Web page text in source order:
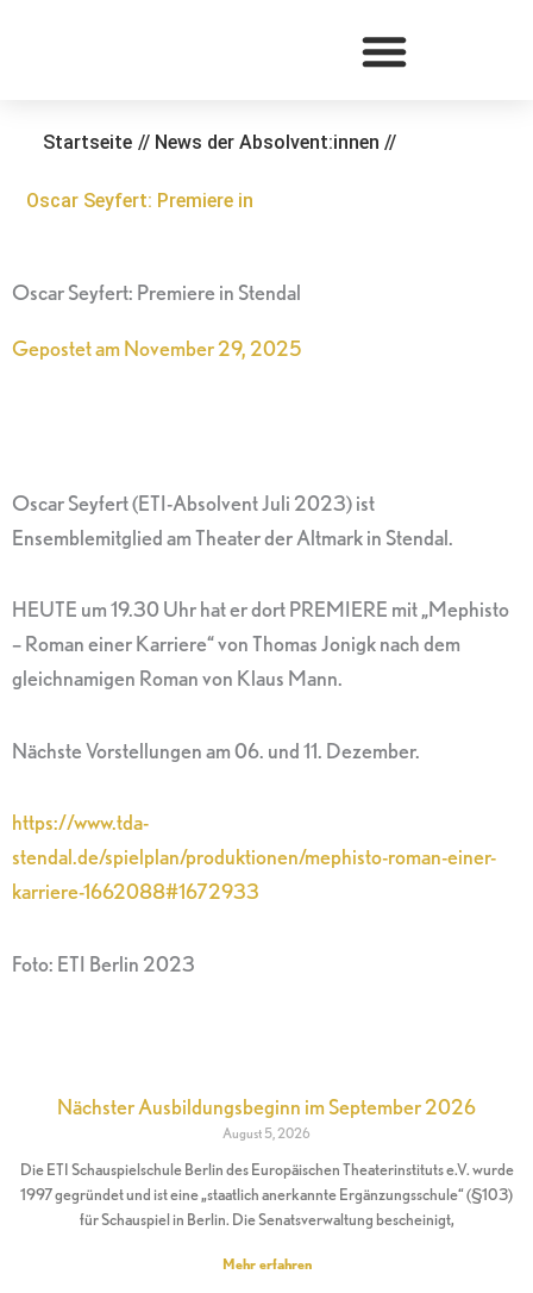
Startseite // News der Absolvent:innen //
Oscar Seyfert: Premiere in
Oscar Seyfert: Premiere in Stendal
Gepostet amNovember 29, 2025
Oscar Seyfert (ETI-Absolvent Juli 2023) ist
Ensemblemitglied am Theater der Altmark in Stendal.
HEUTE um 19.30 Uhr hat er dort PREMIERE mit „Mephisto
– Roman einer Karriere“ von Thomas Jonigk nach dem
gleichnamigen Roman von Klaus Mann.
Nächste Vorstellungen am 06. und 11. Dezember.
https://www.tda-
stendal.de/spielplan/produktionen/mephisto-roman-einer-
karriere-1662088#1672933
Foto: ETI Berlin 2023
Nächster Ausbildungsbeginn im September 2026
August 5, 2026
Die ETI Schauspielschule Berlin des Europäischen Theaterinstituts e.V. wurde
1997 gegründet und ist eine „staatlich anerkannte Ergänzungsschule“ (§103)
für Schauspiel in Berlin. Die Senatsverwaltung bescheinigt,
Mehr erfahren